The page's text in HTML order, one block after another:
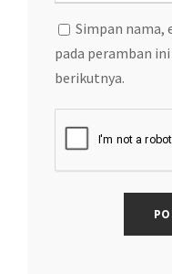
Simpan nama,
pada peramban
berikutnya.